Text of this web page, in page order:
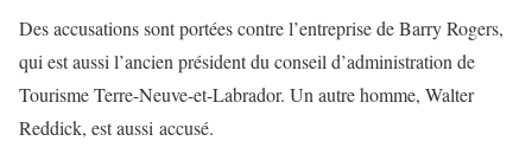
Des accusations sont portées contre l’entreprise de Barry Rogers,
qui est aussi l’ancien président du conseil d’administration de
Tourisme Terre-Neuve-et-Labrador. Un autre homme, Walter
Reddick, est aussi accusé.